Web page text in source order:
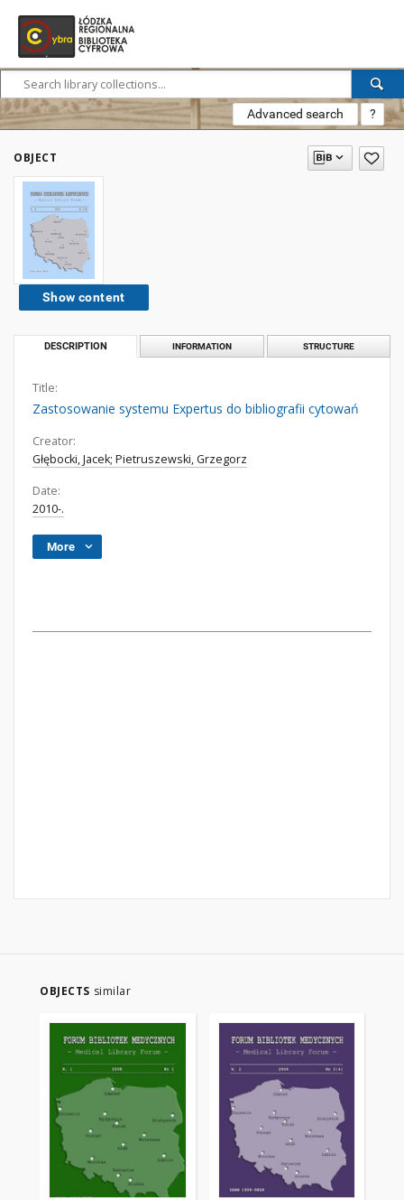
Advanced search ?
OBJECT
Show content
DESCRIPTION INFORMATION STRUCTURE
Title:
Zastosowanie systemu Expertus do bibliografii cytowań
Creator:
Głębocki, Jacek; Pietruszewski, Grzegorz
Date:
2010-.
More
OBJECTS similar